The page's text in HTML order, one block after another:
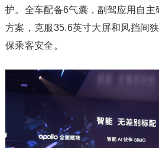
护。全车配备6气囊，副驾应用自主
方案，克服35.6英寸大屏和风挡间
保乘客安全。